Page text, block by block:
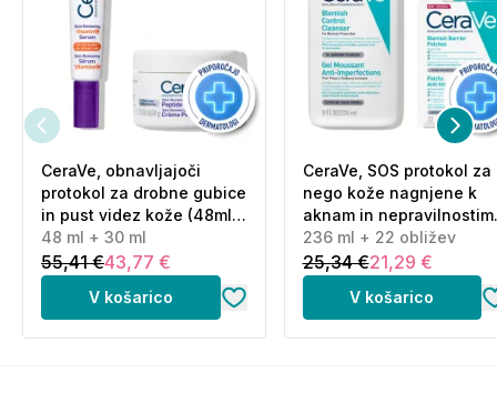
CeraVe, obnavljajoči
protokol za drobne gubice
in pust videz kože (48ml
+ 30 ml)
48 ml + 30 ml
55,41 €43,77 €
V košarico
CeraVe, SOS protokol za
nego kože nagnjene k
aknam in nepravilnostim
(236 ml + 22 obližev)
236 ml + 22 obližev
25,34 €21,29 €
V košarico